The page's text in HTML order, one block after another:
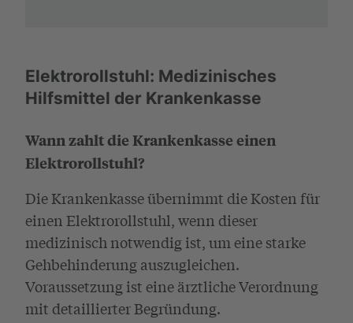
Elektrorollstuhl: Medizinisches
Hilfsmittel der Krankenkasse
Wann zahlt die Krankenkasse einen
Elektrorollstuhl?
Die Krankenkasse übernimmt die Kosten für
einen Elektrorollstuhl, wenn dieser
medizinisch notwendig ist, um eine starke
Gehbehinderung auszugleichen.
Voraussetzung ist eine ärztliche Verordnung
mit detaillierter Begründung.